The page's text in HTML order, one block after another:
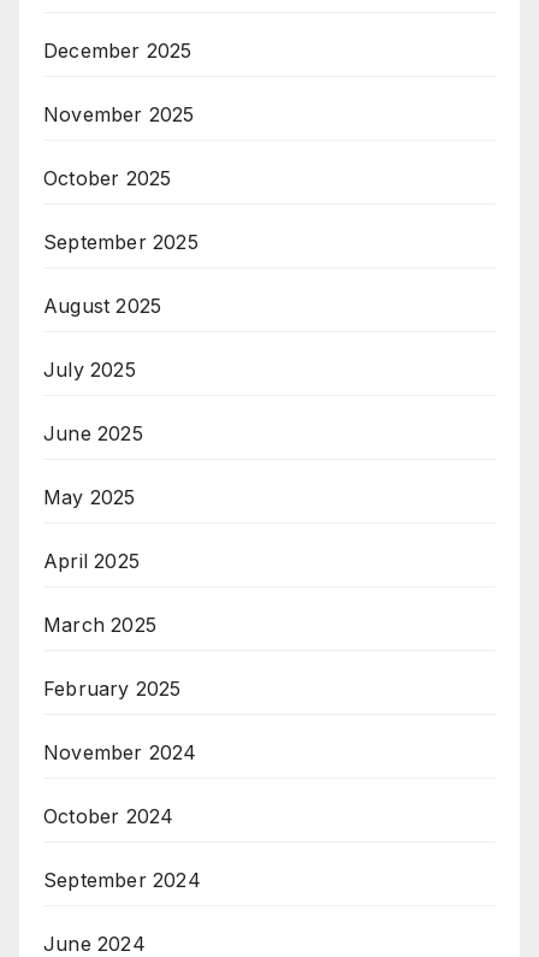
December 2025
November 2025
October 2025
September 2025
August 2025
July 2025
June 2025
May 2025
April 2025
March 2025
February 2025
November 2024
October 2024
September 2024
June 2024